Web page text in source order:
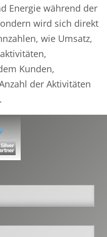
Energie während der
wird sich direkt
wie Umsatz,
Kunden,
der Aktivitäten